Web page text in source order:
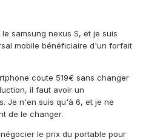
samsung nexus S, et je suis
mobile bénéficiaire d'un forfait
coute 519€ sans changer
il faut avoir un
Je n'en suis qu'à 6, et je ne
de le changer.
le prix du portable pour